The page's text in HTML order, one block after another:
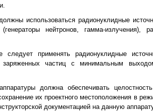
использоваться радионуклидные
нейтронов, гамма-излучения),
следует применять радионуклидные
заряженных частиц с минимальным
должна обеспечивать
их проектного местоположения в
документацией на данную